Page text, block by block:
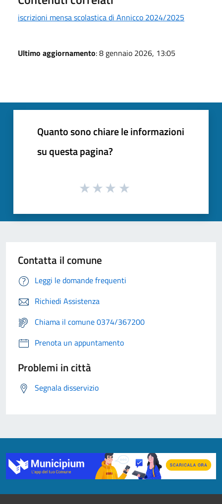
iscrizioni mensa scolastica di Annicco 2024/2025
Ultimo aggiornamento: 8 gennaio 2026, 13:05
Quanto sono chiare le informazioni
su questa pagina?
Contatta il comune
Leggi le domande frequenti
Richiedi Assistenza
Chiama il comune 0374/367200
Prenota un appuntamento
Problemi in città
Segnala disservizio